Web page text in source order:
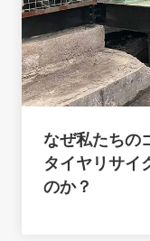
なぜ私たちの
タイヤリサイ
のか？